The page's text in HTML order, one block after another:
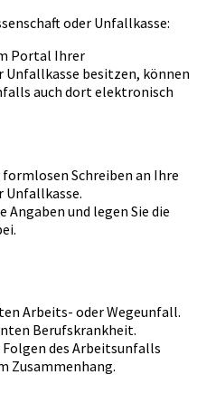
oder Unfallkasse:
Portal Ihrer
Unfallkasse besitzen, können
auch dort elektronisch
Schreiben an Ihre
Unfallkasse.
und legen Sie die
Arbeits- oder Wegeunfall.
Berufskrankheit.
des Arbeitsunfalls
Zusammenhang.